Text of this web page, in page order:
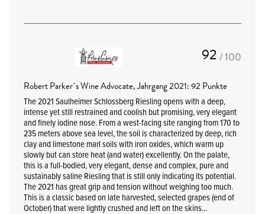
92 / 100
Robert Parker´s Wine Advocate, Jahrgang 2021: 92 Punkte
The 2021 Saulheimer Schlossberg Riesling opens with a deep,
intense yet still restrained and coolish but promising, very elegant
and finely iodine nose. From a west-facing site ranging from 170 to
235 meters above sea level, the soil is characterized by deep, rich
clay and limestone marl soils with iron oxides, which warm up
slowly but can store heat (and water) excellently. On the palate,
this is a full-bodied, very elegant, dense and complex, pure and
sustainably saline Riesling that is still only indicating its potential.
The 2021 has great grip and tension without weighing too much.
This is a classic based on late harvested, selected grapes (end of
October) that were lightly crushed and left on the skins...